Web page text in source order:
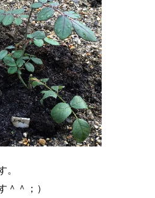
。
＾＾；）